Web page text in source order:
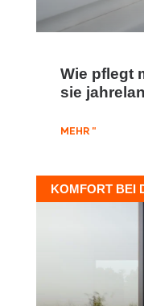
Wie pflegt
sie
MEHR "
KOMFORT BEI